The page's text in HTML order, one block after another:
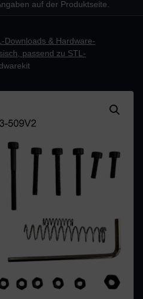
auf der Produktseite.
Downloads & Hardware-
passend zu STL-